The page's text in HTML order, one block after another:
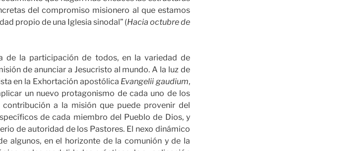
del compromiso misionero al que estamos
propio de una Iglesia sinodal” (Hacia octubre de
de la participación de todos, en la variedad de
de anunciar a Jesucristo al mundo. A la luz de
en la Exhortación apostólica Evangelii gaudium,
un nuevo protagonismo de cada uno de los
contribución a la misión que puede provenir del
de cada miembro del Pueblo de Dios, y
de autoridad de los Pastores. El nexo dinámico
algunos, en el horizonte de la comunión y de la